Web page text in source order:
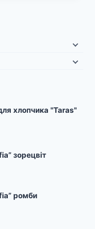
хлопчика "Taras"
зорецвіт
ромби